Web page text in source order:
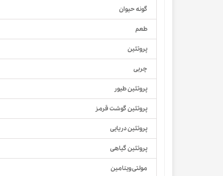
گونه حیوان
طعم
پروتئین
چربی
پروتئین طیور
پروتئین گوشت قرمز
پروتئین دریایی
پروتئین گیاهی
مولتی ویتامین